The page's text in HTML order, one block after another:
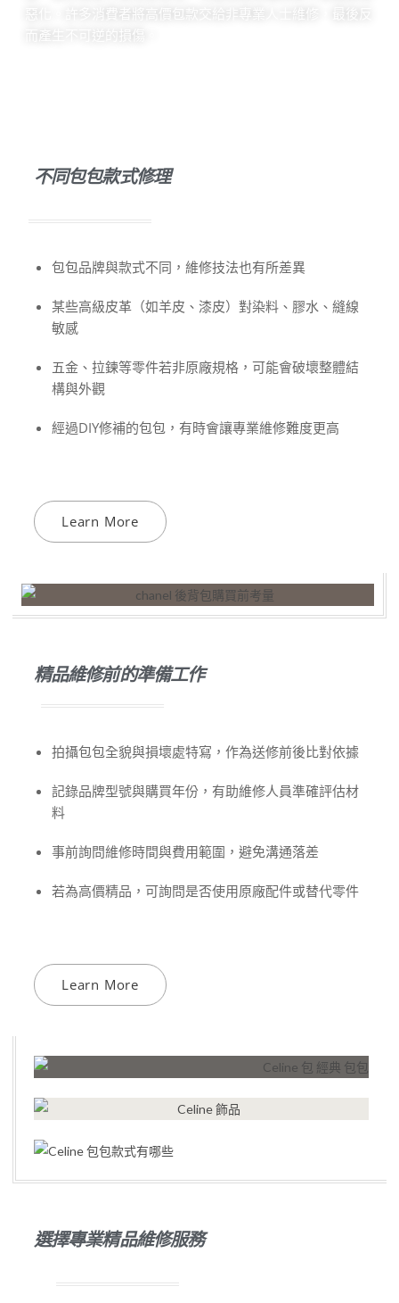
惡化。許多消費者將高價包款交給非專業人士維修，最後反
而產生不可逆的損傷。
不同包包款式修理
包包品牌與款式不同，維修技法也有所差異
某些高級皮革（如羊皮、漆皮）對染料、膠水、縫線
敏感
五金、拉鍊等零件若非原廠規格，可能會破壞整體結
構與外觀
經過DIY修補的包包，有時會讓專業維修難度更高
Learn More
精品維修前的準備工作
拍攝包包全貌與損壞處特寫，作為送修前後比對依據
記錄品牌型號與購買年份，有助維修人員準確評估材
料
事前詢問維修時間與費用範圍，避免溝通落差
若為高價精品，可詢問是否使用原廠配件或替代零件
Learn More
選擇專業精品維修服務